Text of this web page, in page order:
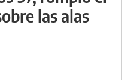
las alas